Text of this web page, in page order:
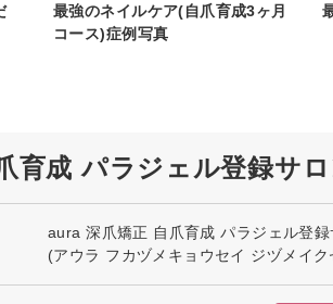
最強のネイルケア(自爪育成3ヶ月
コース)症例写真
育成 パラジェル登録サ
aura 深爪矯正 自爪育成 パラジェル登録
(アウラ フカヅメキョウセイ ジヅメイ